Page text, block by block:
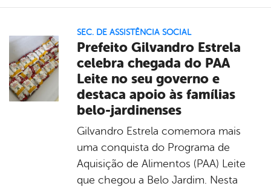
SEC. DE ASSISTÊNCIA SOCIAL
Prefeito Gilvandro Estrela
celebra chegada do PAA
Leite no seu governo e
destaca apoio às famílias
belo-jardinenses
Gilvandro Estrela comemora mais
uma conquista do Programa de
Aquisição de Alimentos (PAA) Leite
que chegou a Belo Jardim. Nesta